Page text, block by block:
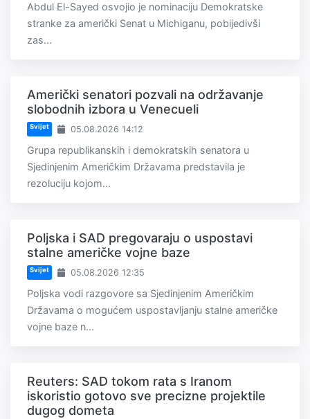
Abdul El-Sayed osvojio je nominaciju Demokratske
stranke za američki Senat u Michiganu, pobijedivši
zas...
Američki senatori pozvali na održavanje
slobodnih izbora u Venecueli
Svijet 05.08.2026 14:12
Grupa republikanskih i demokratskih senatora u
Sjedinjenim Američkim Državama predstavila je
rezoluciju kojom...
Poljska i SAD pregovaraju o uspostavi
stalne američke vojne baze
Svijet 05.08.2026 12:35
Poljska vodi razgovore sa Sjedinjenim Američkim
Državama o mogućem uspostavljanju stalne američke
vojne baze n...
Reuters: SAD tokom rata s Iranom
iskoristio gotovo sve precizne projektile
dugog dometa